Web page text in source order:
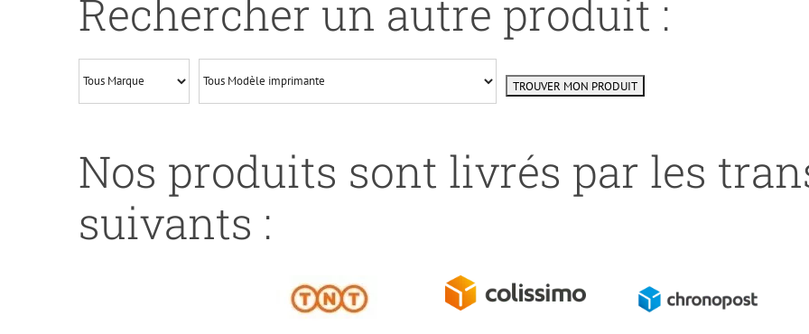
55B-
STY
PHOT
BK#
Rechercher un autre produit :
Nos produits sont livrés par les
suivants :